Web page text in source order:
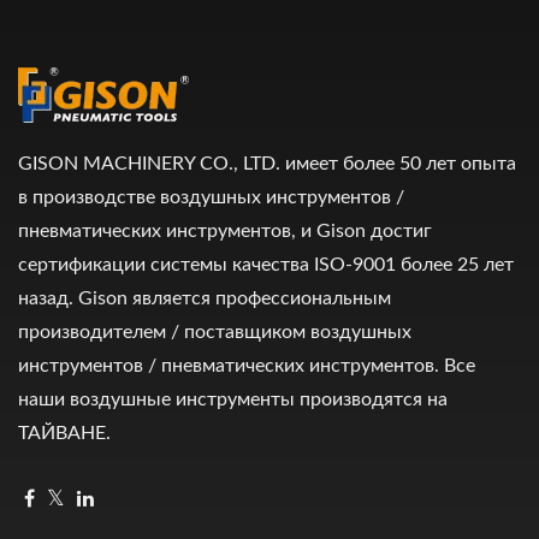
GISON MACHINERY CO., LTD. имеет более 50 лет опыта
в производстве воздушных инструментов /
пневматических инструментов, и Gison достиг
сертификации системы качества ISO-9001 более 25 лет
назад. Gison является профессиональным
производителем / поставщиком воздушных
инструментов / пневматических инструментов. Все
наши воздушные инструменты производятся на
ТАЙВАНЕ.